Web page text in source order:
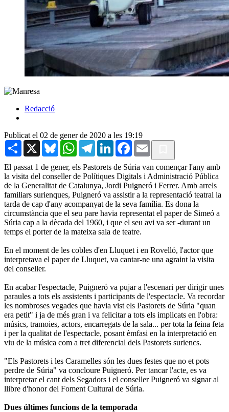
Redacció
Publicat el 02 de gener de 2020 a les 19:19
Share X BlueskyWhatsAppTelegramLinkedInFacebook
Email
El passat 1 de gener, els Pastorets de Súria van començar l'any amb
la visita del conseller de Polítiques Digitals i Administració Pública
de la Generalitat de Catalunya, Jordi Puigneró i Ferrer. Amb arrels
familiars surienques, Puigneró va assistir a la representació teatral la
tarda de cap d'any acompanyat de la seva família. Es dona la
circumstància que el seu pare havia representat el paper de Simeó a
Súria cap a la dècada del 1960, i que el seu avi va ser -durant un
temps el porter de la mateixa sala de teatre.
En el moment de les cobles d'en Lluquet i en Rovelló, l'actor que
interpretava el paper de Lluquet, va cantar-ne una agraint la visita
del conseller.
En acabar l'espectacle, Puigneró va pujar a l'escenari per dirigir unes
paraules a tots els assistents i participants de l'espectacle. Va recordar
les nombroses vegades que havia vist els Pastorets de Súria "quan
era petit" i ja de més gran i va felicitar a tots els implicats en l'obra:
músics, tramoies, actors, encarregats de la sala... per tota la feina feta
i per la qualitat de l'espectacle, posant èmfasi en la interpretació en
viu de la música com a tret diferencial dels Pastorets suriencs.
"Els Pastorets i les Caramelles són les dues festes que no et pots
perdre de Súria" va concloure Puigneró. Per tancar l'acte, es va
interpretar el cant dels Segadors i el conseller Puigneró va signar al
llibre d'honor del Foment Cultural de Súria.
Dues últimes funcions de la temporada